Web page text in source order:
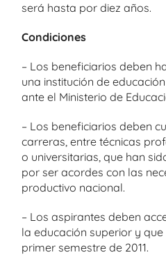
será hasta por diez años.
Condiciones
– Los beneficiarios deben
una institución de
ante el Ministerio de
– Los beneficiarios deben
carreras, entre técnicas
o universitarias, que han
por ser acordes con las
productivo nacional.
– Los aspirantes deben
la educación superior y que
primer semestre de 2011.